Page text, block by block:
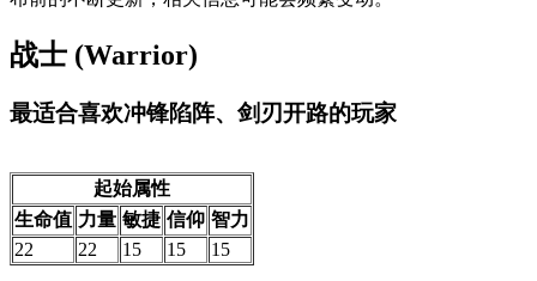
战士 (Warrior)
最适合喜欢冲锋陷阵、剑刃开路的玩家
起始属性
生命值 力量 敏捷 信仰 智力
22
22 15 15 15